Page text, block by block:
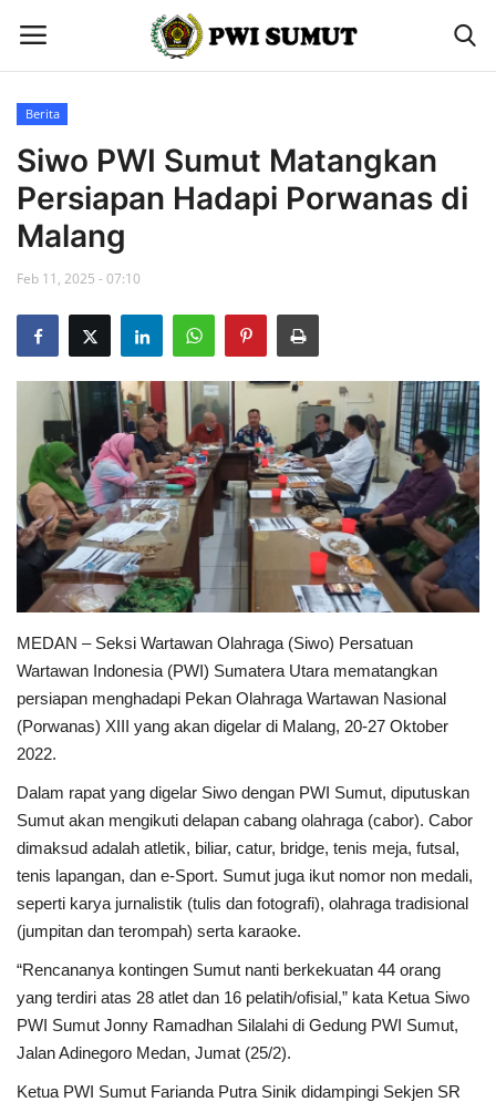
Home
Berita
Gallery
Berita
Siwo PWI Sumut Matangkan
Persiapan Hadapi Porwanas di
Malang
Feb 11, 2025 - 07:10
MEDAN – Seksi Wartawan Olahraga (Siwo) Persatuan
Wartawan Indonesia (PWI) Sumatera Utara mematangkan
persiapan menghadapi Pekan Olahraga Wartawan Nasional
(Porwanas) XIII yang akan digelar di Malang, 20-27 Oktober
2022.
Dalam rapat yang digelar Siwo dengan PWI Sumut, diputuskan
Sumut akan mengikuti delapan cabang olahraga (cabor). Cabor
dimaksud adalah atletik, biliar, catur, bridge, tenis meja, futsal,
tenis lapangan, dan e-Sport. Sumut juga ikut nomor non medali,
seperti karya jurnalistik (tulis dan fotografi), olahraga tradisional
(jumpitan dan terompah) serta karaoke.
“Rencananya kontingen Sumut nanti berkekuatan 44 orang
yang terdiri atas 28 atlet dan 16 pelatih/ofisial,” kata Ketua Siwo
PWI Sumut Jonny Ramadhan Silalahi di Gedung PWI Sumut,
Jalan Adinegoro Medan, Jumat (25/2).
Ketua PWI Sumut Farianda Putra Sinik didampingi Sekjen SR